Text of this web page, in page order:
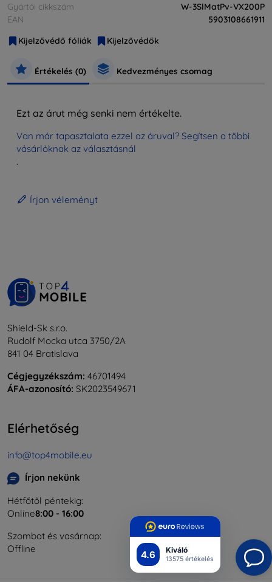
4.6 Kiváló
13575 értékelés
Gyártói cikkszám
W-3SlMatPv-VX200P
EAN
5903108661911
Kijelzővédő fóliák
Kijelzővédők
Értékelés (0) Kedvezményes csomag
Ezt az árut még senki nem értékelte.
Van már tapasztalata ezzel az áruval? Segítsen a többi
vásárlóknak az választásnál
.
Írjon véleményt
Shield-Sk s.r.o.
Rudolf Mocka utca 3750/2A
841 04 Bratislava
Cégjegyzékszám: 46701494
ÁFA-azonosító: SK2023549671
Elérhetőség
info@top4mobile.eu
Írjon nekünk
Hétfőtől péntekig:
Online8:00 - 16:00
Szombat és vasárnap:
Offline